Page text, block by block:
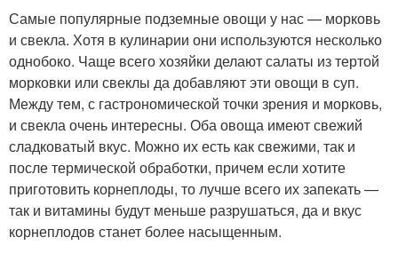
Самые популярные подземные овощи у нас — морковь
и свекла. Хотя в кулинарии они используются несколько
однобоко. Чаще всего хозяйки делают салаты из тертой
морковки или свеклы да добавляют эти овощи в суп.
Между тем, с гастрономической точки зрения и морковь,
и свекла очень интересны. Оба овоща имеют свежий
сладковатый вкус. Можно их есть как свежими, так и
после термической обработки, причем если хотите
приготовить корнеплоды, то лучше всего их запекать —
так и витамины будут меньше разрушаться, да и вкус
корнеплодов станет более насыщенным.